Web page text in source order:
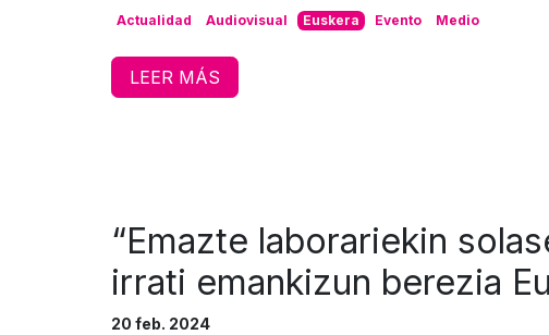
Actualidad Audiovisual Euskera Evento Medio
LEER MÁS
“Emazte laborariekin
irrati emankizun berezia
20 feb. 2024